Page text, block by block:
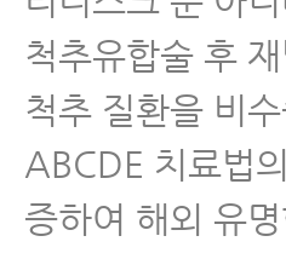
척추유합술 후
척추 질환을 비
ABCDE 치료법
증하여 해외 유